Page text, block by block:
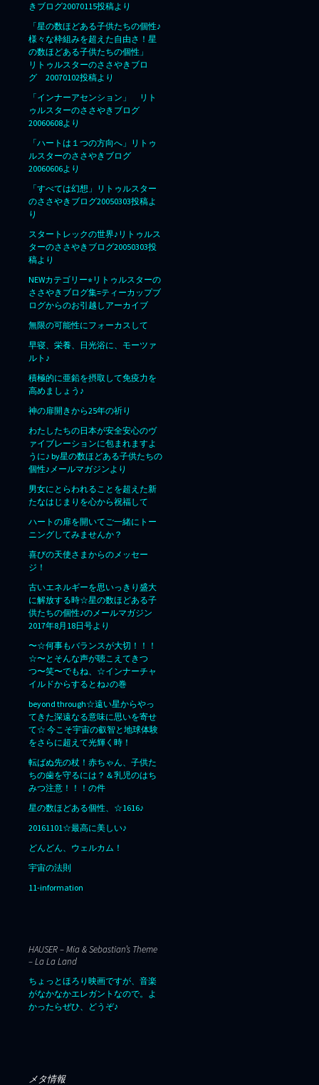
きブログ20070115投稿より
「星の数ほどある子供たちの個性♪
様々な枠組みを超えた自由さ！星
の数ほどある子供たちの個性」
リトゥルスターのささやきブロ
グ 20070102投稿より
「インナーアセンション」 リト
ゥルスターのささやきブログ
20060608より
「ハートは１つの方向へ」リトゥ
ルスターのささやきブログ
20060606より
「すべては幻想」リトゥルスター
のささやきブログ20050303投稿よ
り
スタートレックの世界♪リトゥルス
ターのささやきブログ20050303投
稿より
NEWカテゴリー⭐︎リトゥルスターの
ささやきブログ集=ティーカップブ
ログからのお引越しアーカイブ
無限の可能性にフォーカスして
早寝、栄養、日光浴に、モーツァ
ルト♪
積極的に亜鉛を摂取して免疫力を
高めましょう♪
神の扉開きから25年の祈り
わたしたちの日本が安全安心のヴ
ァイブレーションに包まれますよ
うに♪ by星の数ほどある子供たちの
個性♪メールマガジンより
男女にとらわれることを超えた新
たなはじまりを心から祝福して
ハートの扉を開いてご一緒にトー
ニングしてみませんか？
喜びの天使さまからのメッセー
ジ！
古いエネルギーを思いっきり盛大
に解放する時☆星の数ほどある子
供たちの個性♪のメールマガジン
2017年8月18日号より
〜☆何事もバランスが大切！！！
☆〜とそんな声が聴こえてきつ
つ〜笑〜でもね、☆インナーチャ
イルドからするとね♪の巻
beyond through☆遠い星からやっ
てきた深遠なる意味に思いを寄せ
て☆ 今こそ宇宙の叡智と地球体験
をさらに超えて光輝く時！
転ばぬ先の杖！赤ちゃん、子供た
ちの歯を守るには？＆乳児のはち
みつ注意！！！の件
星の数ほどある個性、☆1616♪
20161101☆最高に美しい♪
どんどん、ウェルカム！
宇宙の法則
11-information
HAUSER – Mia & Sebastian’s Theme
– La La Land
ちょっとほろり映画ですが、音楽
がなかなかエレガントなので。よ
かったらぜひ、どうぞ♪
メタ情報